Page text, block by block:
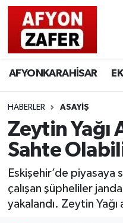
AFYONKARAHİSAR
HABERLER ASAYİŞ
Zeytin Yağı
Sahte
Eskişehir’de piyasaya
çalışan şüpheliler
yakalandı. Zeytin